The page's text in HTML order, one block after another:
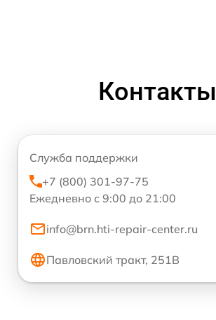
Контакты
Служба поддержки
+7 (800) 301-97-75
Ежедневно с 9:00 до 21:00
info@brn.hti-repair-center.ru
Павловский тракт, 251В